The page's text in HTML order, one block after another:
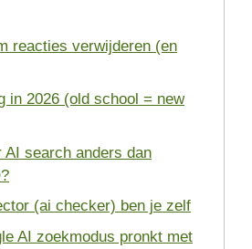
reacties verwijderen (en
in 2026 (old school = new
search anders dan
(ai checker) ben je zelf
AI zoekmodus pronkt met